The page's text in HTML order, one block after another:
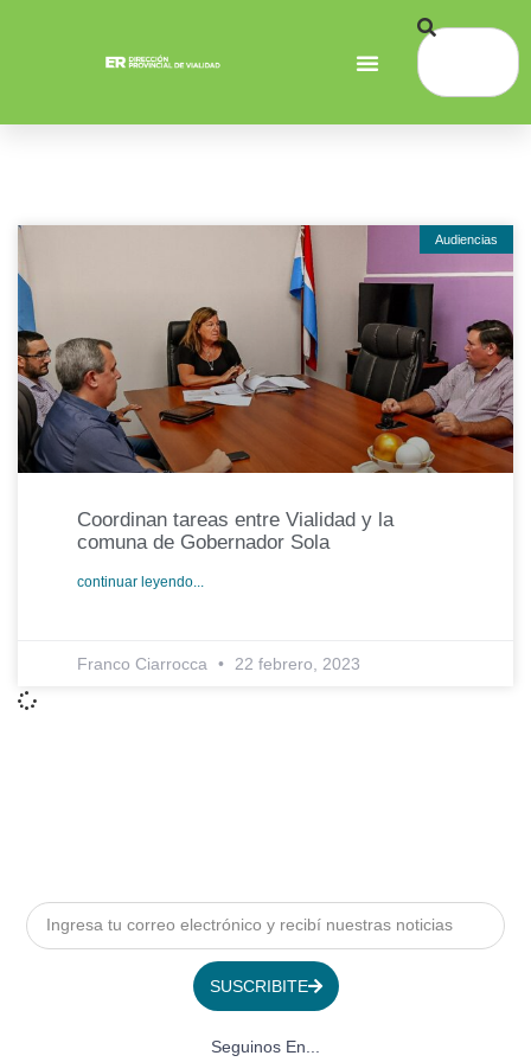
Audiencias
Coordinan tareas entre Vialidad y la
comuna de Gobernador Sola
continuar leyendo...
Franco Ciarrocca 22 febrero, 2023
SUSCRIBITE
Seguinos En...